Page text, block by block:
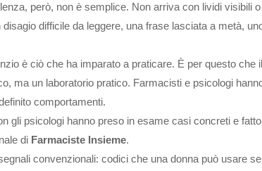
però, non è semplice. Non arriva con lividi visibili
difficile da leggere, una frase lasciata a metà,
è ciò che ha imparato a praticare. È per questo che
ma un laboratorio pratico. Farmacisti e psicologi
comportamenti.
gli psicologi hanno preso in esame casi concreti e
di Farmaciste Insieme.
convenzionali: codici che una donna può usare